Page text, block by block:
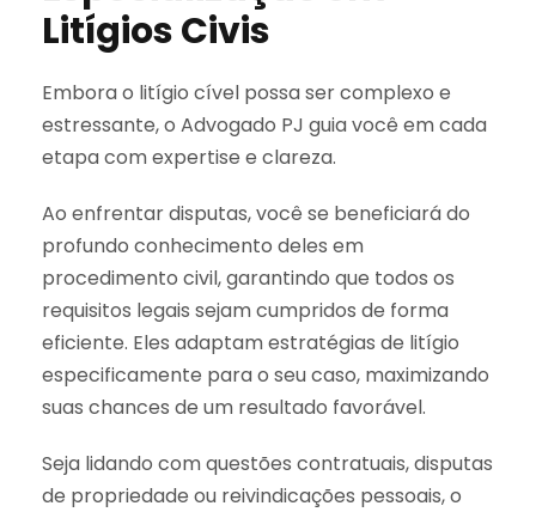
Litígios Civis
Embora o litígio cível possa ser complexo e
estressante, o Advogado PJ guia você em cada
etapa com expertise e clareza.
Ao enfrentar disputas, você se beneficiará do
profundo conhecimento deles em
procedimento civil, garantindo que todos os
requisitos legais sejam cumpridos de forma
eficiente. Eles adaptam estratégias de litígio
especificamente para o seu caso, maximizando
suas chances de um resultado favorável.
Seja lidando com questões contratuais, disputas
de propriedade ou reivindicações pessoais, o